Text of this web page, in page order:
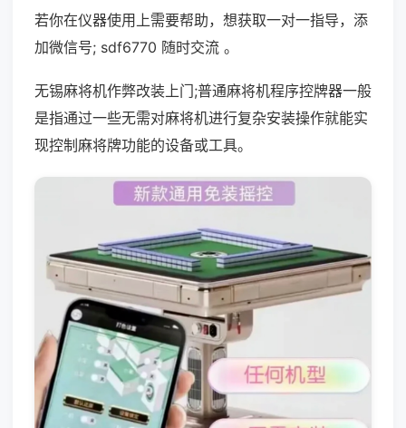
若你在仪器使用上需要帮助，想获取一对一指导，添
加微信号; sdf6770 随时交流 。
无锡麻将机作弊改装上门;普通麻将机程序控牌器一般
是指通过一些无需对麻将机进行复杂安装操作就能实
现控制麻将牌功能的设备或工具。